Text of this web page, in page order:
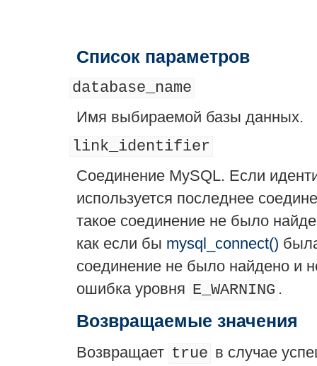
Список параметров
database_name
Имя выбираемой базы данных.
link_identifier
Соединение MySQL. Если
используется последнее
такое соединение не было
как если бы mysql_connect()
соединение не было найдено и
ошибка уровня E_WARNING .
Возвращаемые значения
Возвращает true в случае